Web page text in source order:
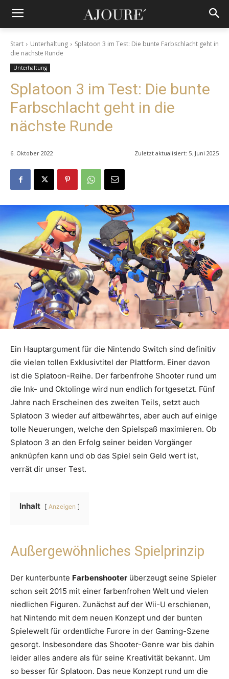
Start Unterhaltung
Splatoon 3 im Test: Die bunte Farbschlacht geht in
die nächste Runde
Unterhaltung
Splatoon 3 im Test: Die bunte
Farbschlacht geht in die
nächste Runde
6. Oktober 2022 Zuletzt aktualisiert: 5. Juni 2025
Ein Hauptargument für die Nintendo Switch sind definitiv
die vielen tollen Exklusivtitel der Plattform. Einer davon
ist die Splatoon-Reihe. Der farbenfrohe Shooter rund um
die Ink- und Oktolinge wird nun endlich fortgesetzt. Fünf
Jahre nach Erscheinen des zweiten Teils, setzt auch
Splatoon 3 wieder auf altbewährtes, aber auch auf einige
tolle Neuerungen, welche den Spielspaß maximieren. Ob
Splatoon 3 an den Erfolg seiner beiden Vorgänger
anknüpfen kann und ob das Spiel sein Geld wert ist,
verrät dir unser Test.
Inhalt Anzeigen
Außergewöhnliches Spielprinzip
Der kunterbunte Farbenshooter überzeugt seine Spieler
schon seit 2015 mit einer farbenfrohen Welt und vielen
niedlichen Figuren. Zunächst auf der Wii-U erschienen,
hat Nintendo mit dem neuen Konzept und der bunten
Spielewelt für ordentliche Furore in der Gaming-Szene
gesorgt. Insbesondere das Shooter-Genre war bis dahin
leider alles andere als für seine Kreativität bekannt. Um
so besser für Splatoon. Das neue Konzept rund um die